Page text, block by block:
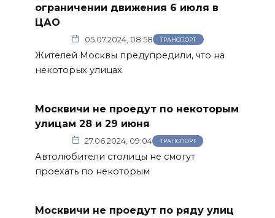
ограничении движения 6 июля в
ЦАО
05.07.2024, 08:58 ТРАНСПОРТ
Жителей Москвы предупредили, что на
некоторых улицах
Москвичи не проедут по некоторым
улицам 28 и 29 июня
27.06.2024, 09:04 ТРАНСПОРТ
Автолюбители столицы не смогут
проехать по некоторым
Москвичи не проедут по ряду улиц